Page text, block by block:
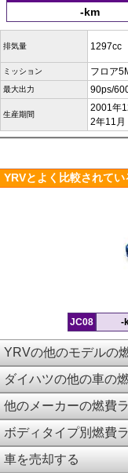
-km
排気量 1297cc
ミッション フロア
最大出力 90ps/
生産期間
2001年
2年11月
YRVとよく比較されてい
JC08 -
YRVの他のモデルの
ダイハツの他の車の
他のメーカーの燃費
ボディタイプ別燃費
車を売却する